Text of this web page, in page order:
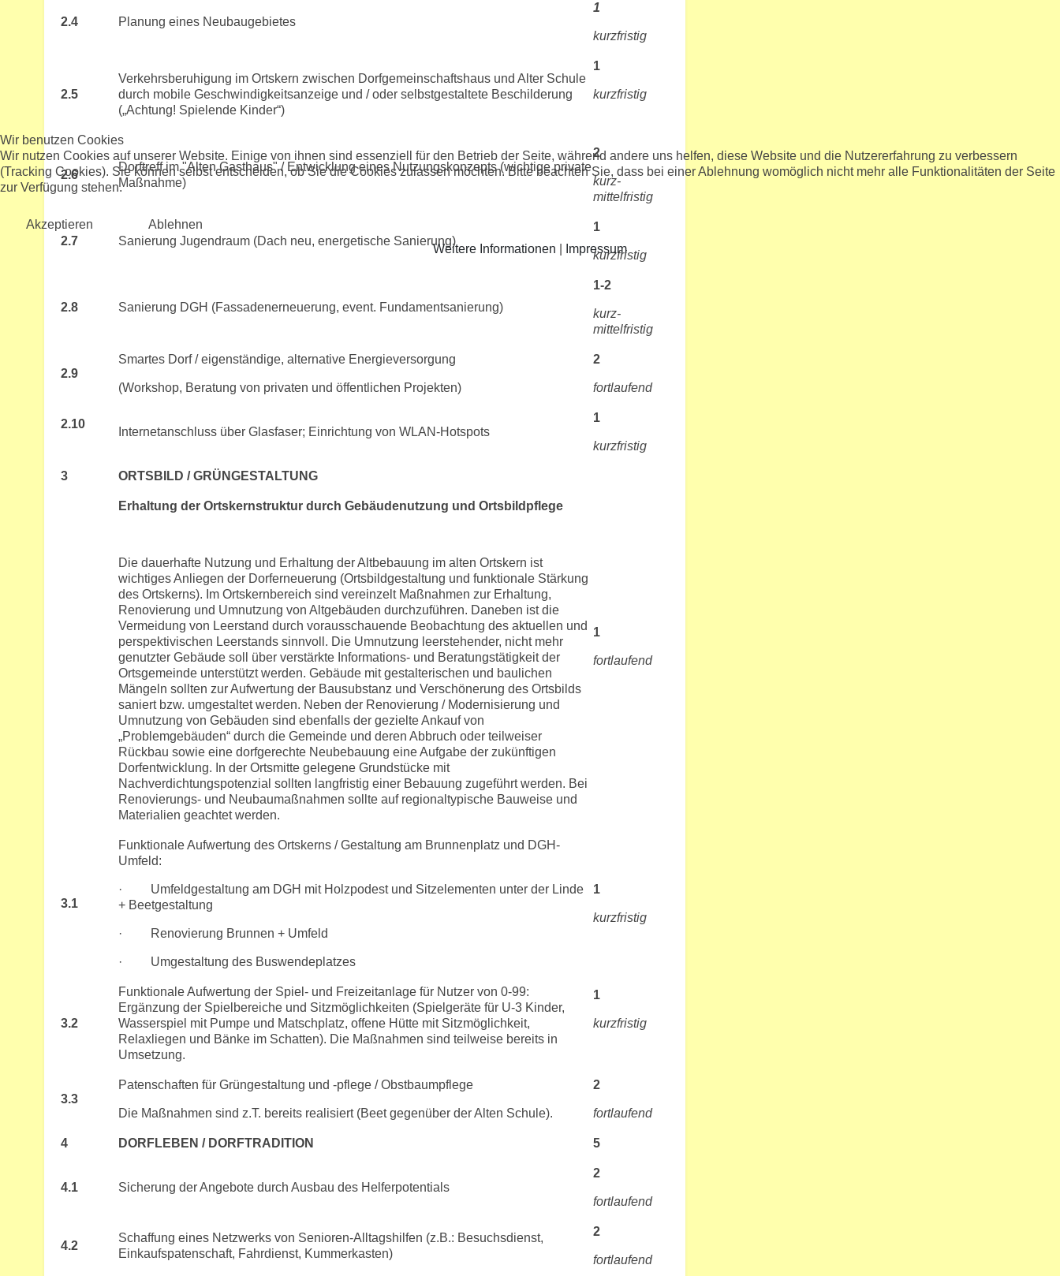
2.4 Planung eines Neubaugebietes
1
kurzfristig
2.5
Verkehrsberuhigung im Ortskern zwischen Dorfgemeinschaftshaus und Alter Schule
durch mobile Geschwindigkeitsanzeige und / oder selbstgestaltete Beschilderung
(„Achtung! Spielende Kinder“)
1
kurzfristig
2.6
Dorftreff im "Alten Gasthaus" / Entwicklung eines Nutzungskonzepts (wichtige private
Maßnahme)
2
kurz-
mittelfristig
2.7 Sanierung Jugendraum (Dach neu, energetische Sanierung)
1
kurzfristig
2.8 Sanierung DGH (Fassadenerneuerung, event. Fundamentsanierung)
1-2
kurz-
mittelfristig
2.9
Smartes Dorf / eigenständige, alternative Energieversorgung
(Workshop, Beratung von privaten und öffentlichen Projekten)
2
fortlaufend
2.10
Internetanschluss über Glasfaser; Einrichtung von WLAN-Hotspots
1
kurzfristig
3 ORTSBILD / GRÜNGESTALTUNG
Erhaltung der Ortskernstruktur durch Gebäudenutzung und Ortsbildpflege
Die dauerhafte Nutzung und Erhaltung der Altbebauung im alten Ortskern ist
wichtiges Anliegen der Dorferneuerung (Ortsbildgestaltung und funktionale Stärkung
des Ortskerns). Im Ortskernbereich sind vereinzelt Maßnahmen zur Erhaltung,
Renovierung und Umnutzung von Altgebäuden durchzuführen. Daneben ist die
Vermeidung von Leerstand durch vorausschauende Beobachtung des aktuellen und
perspektivischen Leerstands sinnvoll. Die Umnutzung leerstehender, nicht mehr
genutzter Gebäude soll über verstärkte Informations- und Beratungstätigkeit der
Ortsgemeinde unterstützt werden. Gebäude mit gestalterischen und baulichen
Mängeln sollten zur Aufwertung der Bausubstanz und Verschönerung des Ortsbilds
saniert bzw. umgestaltet werden. Neben der Renovierung / Modernisierung und
Umnutzung von Gebäuden sind ebenfalls der gezielte Ankauf von
„Problemgebäuden“ durch die Gemeinde und deren Abbruch oder teilweiser
Rückbau sowie eine dorfgerechte Neubebauung eine Aufgabe der zukünftigen
Dorfentwicklung. In der Ortsmitte gelegene Grundstücke mit
Nachverdichtungspotenzial sollten langfristig einer Bebauung zugeführt werden. Bei
Renovierungs- und Neubaumaßnahmen sollte auf regionaltypische Bauweise und
Materialien geachtet werden.
1
fortlaufend
3.1
Funktionale Aufwertung des Ortskerns / Gestaltung am Brunnenplatz und DGH-
Umfeld:
· Umfeldgestaltung am DGH mit Holzpodest und Sitzelementen unter der Linde
+ Beetgestaltung
· Renovierung Brunnen + Umfeld
· Umgestaltung des Buswendeplatzes
1
kurzfristig
3.2
Funktionale Aufwertung der Spiel- und Freizeitanlage für Nutzer von 0-99:
Ergänzung der Spielbereiche und Sitzmöglichkeiten (Spielgeräte für U-3 Kinder,
Wasserspiel mit Pumpe und Matschplatz, offene Hütte mit Sitzmöglichkeit,
Relaxliegen und Bänke im Schatten). Die Maßnahmen sind teilweise bereits in
Umsetzung.
1
kurzfristig
3.3
Patenschaften für Grüngestaltung und -pflege / Obstbaumpflege
Die Maßnahmen sind z.T. bereits realisiert (Beet gegenüber der Alten Schule).
2
fortlaufend
4 DORFLEBEN / DORFTRADITION 5
4.1 Sicherung der Angebote durch Ausbau des Helferpotentials
2
fortlaufend
4.2
Schaffung eines Netzwerks von Senioren-Alltagshilfen (z.B.: Besuchsdienst,
Einkaufspatenschaft, Fahrdienst, Kummerkasten)
2
fortlaufend
Wir benutzen Cookies
Wir nutzen Cookies auf unserer Website. Einige von ihnen sind essenziell für den Betrieb der Seite, während andere uns helfen, diese Website und die Nutzererfahrung zu verbessern
(Tracking Cookies). Sie können selbst entscheiden, ob Sie die Cookies zulassen möchten. Bitte beachten Sie, dass bei einer Ablehnung womöglich nicht mehr alle Funktionalitäten der Seite
zur Verfügung stehen.
Akzeptieren
Ablehnen
Weitere Informationen
Impressum